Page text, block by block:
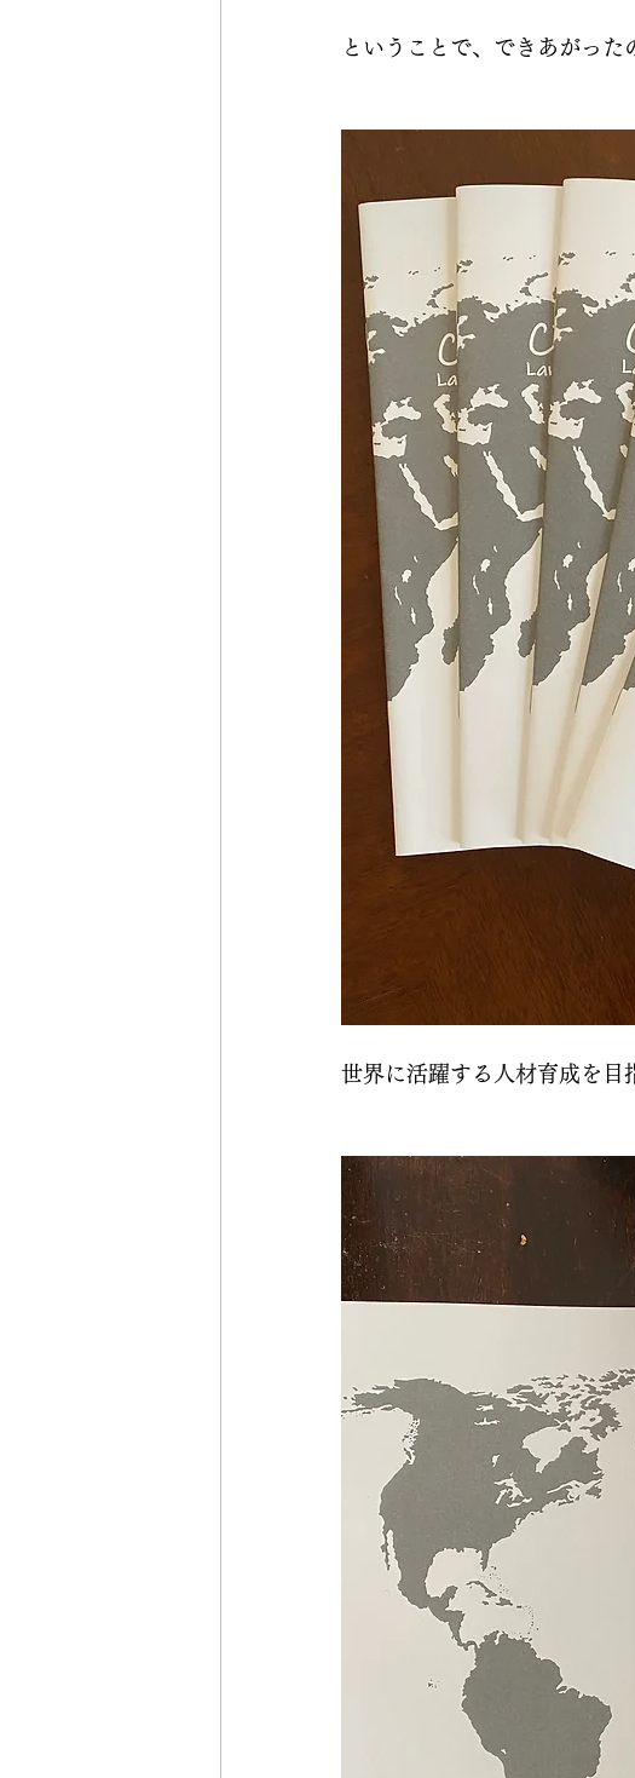
ということで、できあがった
世界に活躍する人材育成を目